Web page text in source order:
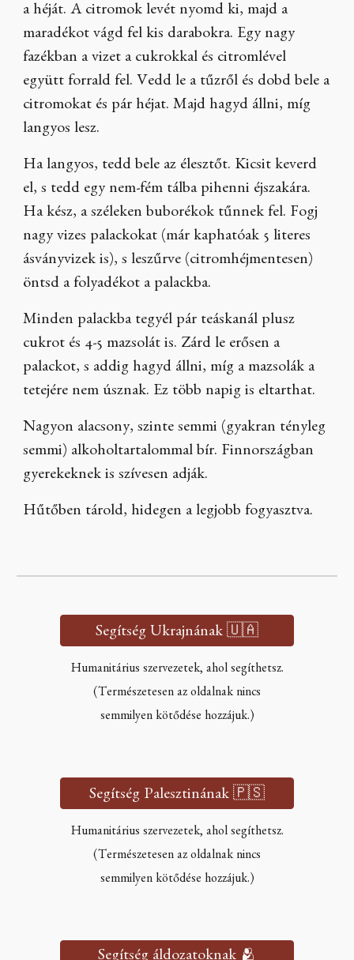
a héját. A citromok levét nyomd ki, majd a
maradékot vágd fel kis darabokra. Egy nagy
fazékban a vizet a cukrokkal és citromlével
együtt forrald fel. Vedd le a tűzről és dobd bele a
citromokat és pár héjat. Majd hagyd állni, míg
langyos lesz.
Ha langyos, tedd bele az élesztőt. Kicsit keverd
el, s tedd egy nem-fém tálba pihenni éjszakára.
Ha kész, a széleken buborékok tűnnek fel. Fogj
nagy vizes palackokat (már kaphatóak 5 literes
ásványvizek is), s leszűrve (citromhéjmentesen)
öntsd a folyadékot a palackba.
Minden palackba tegyél pár teáskanál plusz
cukrot és 4-5 mazsolát is. Zárd le erősen a
palackot, s addig hagyd állni, míg a mazsolák a
tetejére nem úsznak. Ez több napig is eltarthat.
Nagyon alacsony, szinte semmi (gyakran tényleg
semmi) alkoholtartalommal bír. Finnországban
gyerekeknek is szívesen adják.
Hűtőben tárold, hidegen a legjobb fogyasztva.
Segítség Ukrajnának 🇺🇦
Humanitárius szervezetek, ahol segíthetsz.
(Természetesen az oldalnak nincs
semmilyen kötődése hozzájuk.)
Segítség Palesztinának 🇵🇸
Humanitárius szervezetek, ahol segíthetsz.
(Természetesen az oldalnak nincs
semmilyen kötődése hozzájuk.)
Segítség áldozatoknak 🫂